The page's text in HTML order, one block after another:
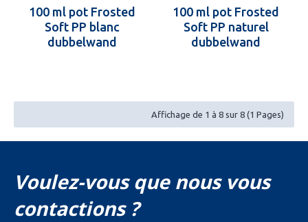
100 ml pot Frosted
Soft PP blanc
dubbelwand
100 ml pot Frosted
Soft PP naturel
dubbelwand
Affichage de 1 à 8 sur 8 (1 Pages)
Voulez-vous que nous vous
contactions ?